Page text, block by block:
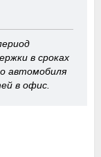
в сроках
автомобиля
в офис.